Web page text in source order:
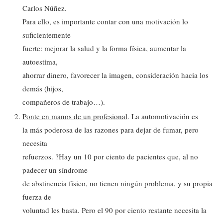
Carlos Núñez.
Para ello, es importante contar con una motivación lo
suficientemente
fuerte: mejorar la salud y la forma física, aumentar la
autoestima,
ahorrar dinero, favorecer la imagen, consideración hacia los
demás (hijos,
compañeros de trabajo…).
Ponte en manos de un profesional. La automotivación es
la más poderosa de las razones para dejar de fumar, pero
necesita
refuerzos. ?Hay un 10 por ciento de pacientes que, al no
padecer un síndrome
de abstinencia físico, no tienen ningún problema, y su propia
fuerza de
voluntad les basta. Pero el 90 por ciento restante necesita la